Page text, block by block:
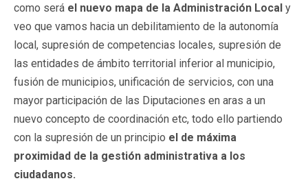
como será el nuevo mapa de la Administración Local y
veo que vamos hacia un debilitamiento de la autonomía
local, supresión de competencias locales, supresión de
las entidades de ámbito territorial inferior al municipio,
fusión de municipios, unificación de servicios, con una
mayor participación de las Diputaciones en aras a un
nuevo concepto de coordinación etc, todo ello partiendo
con la supresión de un principio el de máxima
proximidad de la gestión administrativa a los
ciudadanos.